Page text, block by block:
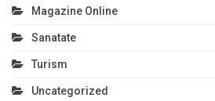
Magazine Online
Sanatate
Turism
Uncategorized